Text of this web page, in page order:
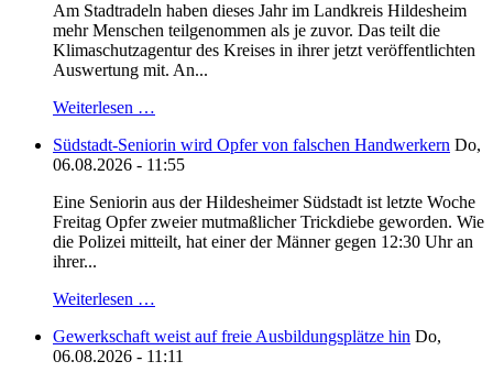
Am Stadtradeln haben dieses Jahr im Landkreis Hildesheim
mehr Menschen teilgenommen als je zuvor. Das teilt die
Klimaschutzagentur des Kreises in ihrer jetzt veröffentlichten
Auswertung mit. An...
Weiterlesen …
Südstadt-Seniorin wird Opfer von falschen Handwerkern Do,
06.08.2026 - 11:55
Eine Seniorin aus der Hildesheimer Südstadt ist letzte Woche
Freitag Opfer zweier mutmaßlicher Trickdiebe geworden. Wie
die Polizei mitteilt, hat einer der Männer gegen 12:30 Uhr an
ihrer...
Weiterlesen …
Gewerkschaft weist auf freie Ausbildungsplätze hin Do,
06.08.2026 - 11:11